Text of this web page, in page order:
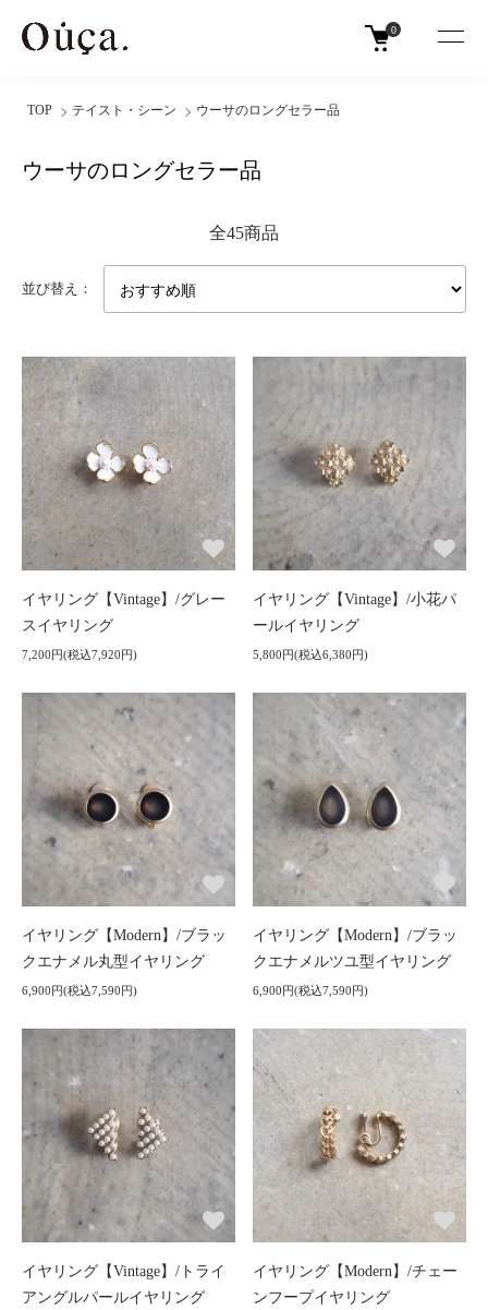
0
TOP テイスト・シーン ウーサのロングセラー品
ウーサのロングセラー品
全45商品
並び替え：
イヤリング【Vintage】/グレー
スイヤリング
7,200円(税込7,920円)
イヤリング【Vintage】/小花パ
ールイヤリング
5,800円(税込6,380円)
イヤリング【Modern】/ブラッ
クエナメル丸型イヤリング
6,900円(税込7,590円)
イヤリング【Modern】/ブラッ
クエナメルツユ型イヤリング
6,900円(税込7,590円)
イヤリング【Vintage】/トライ
アングルパールイヤリング
イヤリング【Modern】/チェー
ンフープイヤリング